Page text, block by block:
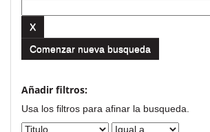
Comenzar nueva busqueda
Añadir filtros:
Usa los filtros para afinar la busqueda.